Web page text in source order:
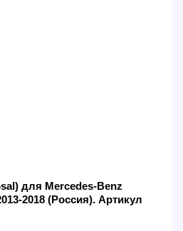
для Mercedes-Benz
2018 (Россия). Артикул